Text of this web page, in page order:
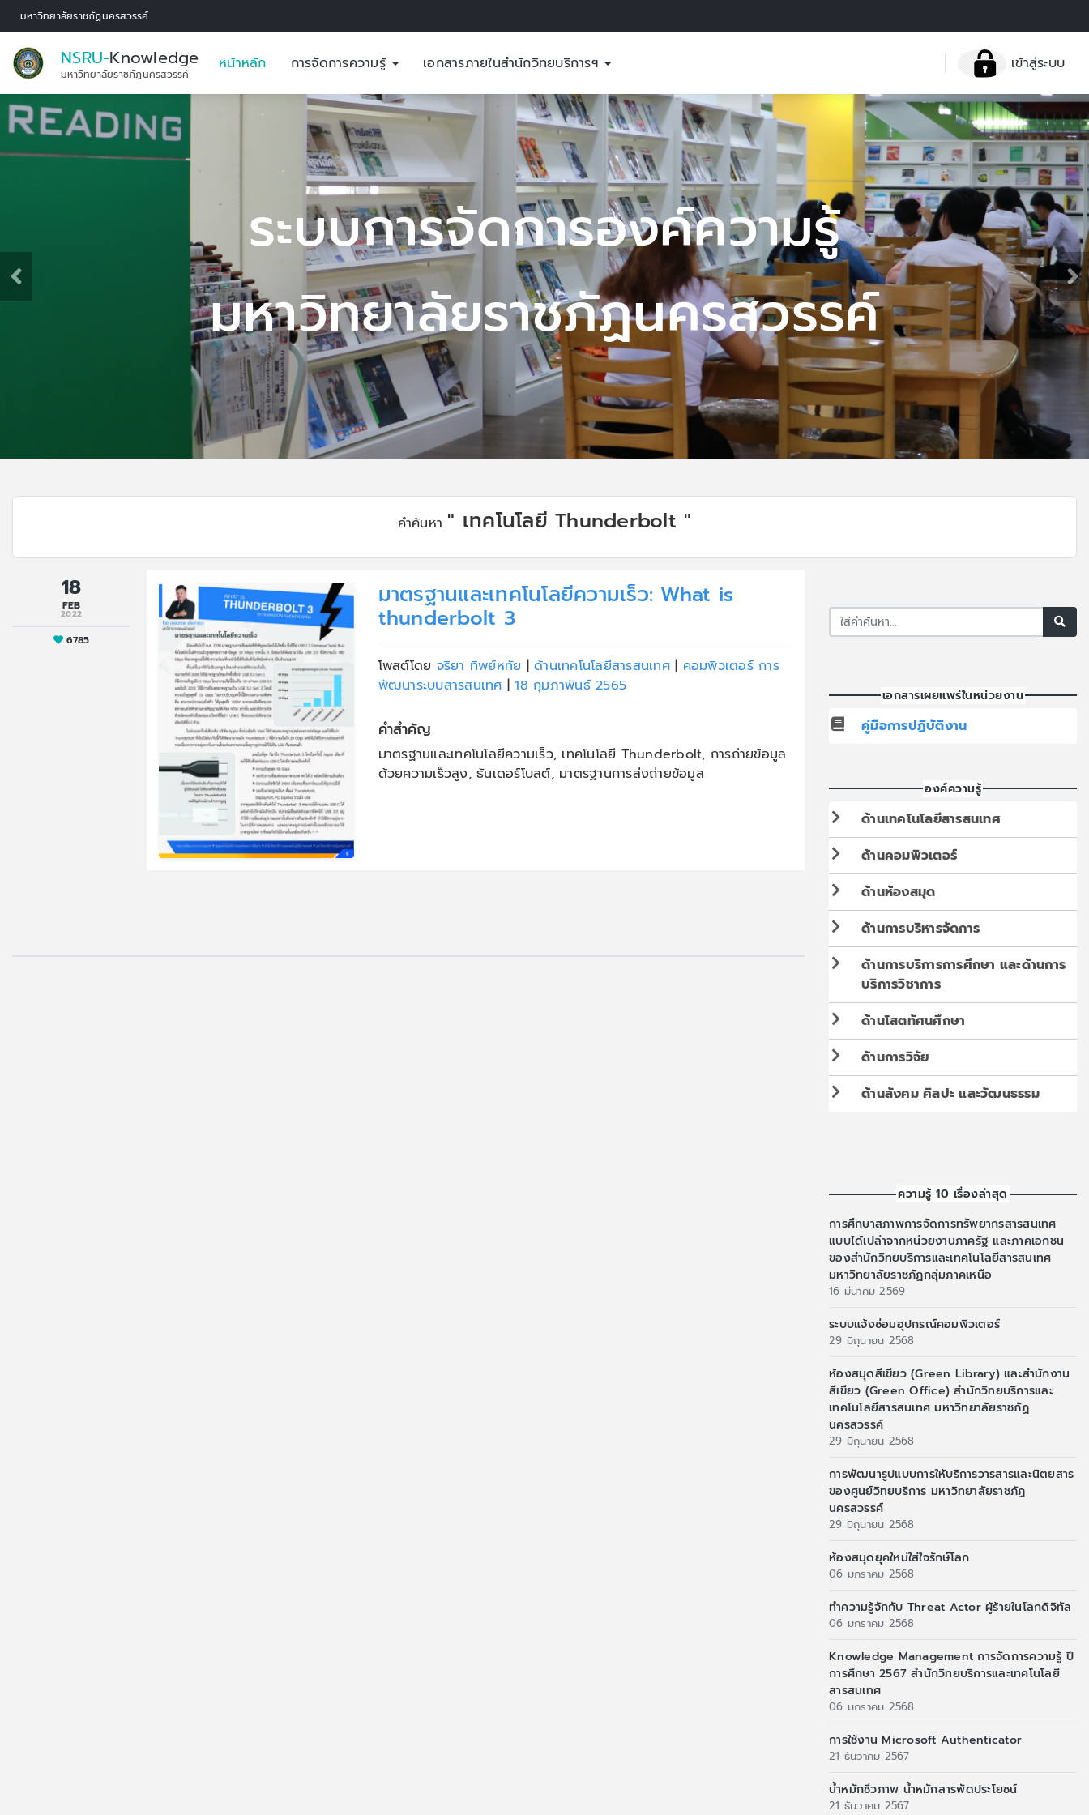
มหาวิทยาลัยราชภัฏนครสวรรค์
NSRU-Knowledge
มหาวิทยาลัยราชภัฏนครสวรรค์
หน้าหลัก การจัดการความรู้ เอกสารภายในสำนักวิทยบริการฯ เข้าสู่ระบบ
บการจัดการองค์ความรู้
ทยาลัยราชภัฏนครสวรรค์
คำค้นหา " เทคโนโลยี Thunderbolt "
18
FEB
2022
6785
มาตรฐานและเทคโนโลยีความเร็ว: What is
thunderbolt 3
โพสต์โดย จริยา ทิพย์หทัย | ด้านเทคโนโลยีสารสนเทศ| คอมพิวเตอร์ การ
พัฒนาระบบสารสนเทศ | 18 กุมภาพันธ์ 2565
คำสำคัญ
มาตรฐานและเทคโนโลยีความเร็ว, เทคโนโลยี Thunderbolt, การถ่ายข้อมูล
ด้วยความเร็วสูง, ธันเดอร์โบลต์, มาตรฐานการส่งถ่ายข้อมูล
เอกสารเผยแพร่ในหน่วยงาน
คู่มือการปฏิบัติงาน
องค์ความรู้
ด้านเทคโนโลยีสารสนเทศ
ด้านคอมพิวเตอร์
ด้านห้องสมุด
ด้านการบริหารจัดการ
ด้านการบริการการศึกษา และด้านการ
บริการวิชาการ
ด้านโสตทัศนศึกษา
ด้านการวิจัย
ด้านสังคม ศิลปะ และวัฒนธรรม
ความรู้ 10 เรื่องล่าสุด
การศึกษาสภาพการจัดการทรัพยากรสารสนเทศ
แบบได้เปล่าจากหน่วยงานภาครัฐ และภาคเอกชน
ของสำนักวิทยบริการและเทคโนโลยีสารสนเทศ
มหาวิทยาลัยราชภัฏกลุ่มภาคเหนือ
16 มีนาคม 2569
ระบบแจ้งซ่อมอุปกรณ์คอมพิวเตอร์
29 มิถุนายน 2568
ห้องสมุดสีเขียว (Green Library) และสำนักงาน
สีเขียว (Green Office) สำนักวิทยบริการและ
เทคโนโลยีสารสนเทศ มหาวิทยาลัยราชภัฏ
นครสวรรค์
29 มิถุนายน 2568
การพัฒนารูปแบบการให้บริการวารสารและนิตยสาร
ของศูนย์วิทยบริการ มหาวิทยาลัยราชภัฏ
นครสวรรค์
29 มิถุนายน 2568
ห้องสมุดยุคใหม่ใส่ใจรักษ์โลก
06 มกราคม 2568
ทำความรู้จักกับ Threat Actor ผู้ร้ายในโลกดิจิทัล
06 มกราคม 2568
Knowledge Management การจัดการความรู้ ปี
การศึกษา 2567 สำนักวิทยบริการและเทคโนโลยี
สารสนเทศ
06 มกราคม 2568
การใช้งาน Microsoft Authenticator
21 ธันวาคม 2567
น้ำหมักชีวภาพ น้ำหมักสารพัดประโยชน์
21 ธันวาคม 2567